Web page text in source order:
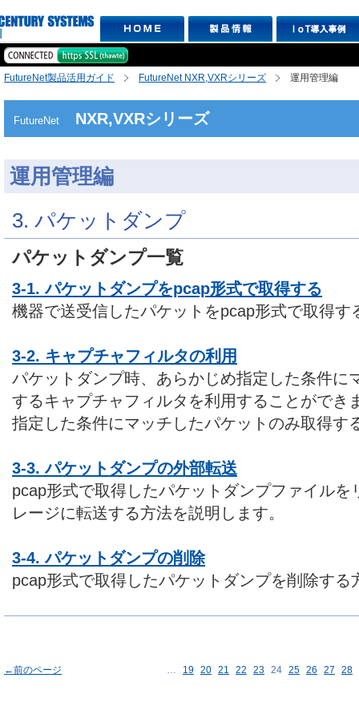
FutureNet製品活用ガイド FutureNet NXR,VXRシリーズ 運用管理編
FutureNet NXR,VXRシリーズ
運用管理編
3. パケットダンプ
パケットダンプ一覧
3-1. パケットダンプをpcap形式で取得する
機器で送受信したパケットをpcap形式で取得す
3-2. キャプチャフィルタの利用
パケットダンプ時、あらかじめ指定した条件に
するキャプチャフィルタを利用することができ
指定した条件にマッチしたパケットのみ取得す
3-3. パケットダンプの外部転送
pcap形式で取得したパケットダンプファイル
レージに転送する方法を説明します。
3-4. パケットダンプの削除
pcap形式で取得したパケットダンプを削除する
←前のページ … 19 20 21 22 23 24 25 26 27 28